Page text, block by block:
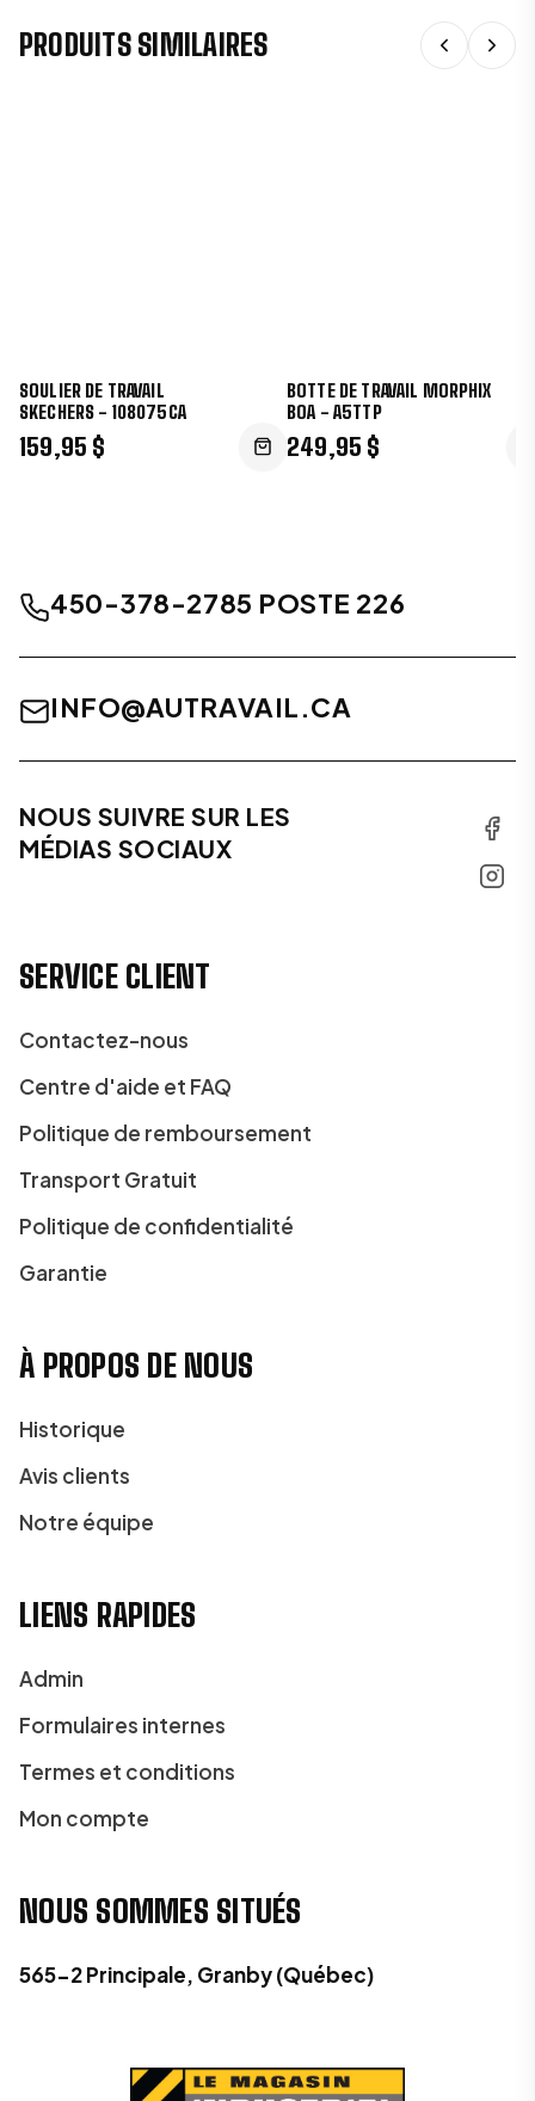
PRODUITS SIMILAIRES
SOULIER DE TRAVAIL
SKECHERS - 108075CA
159,95 $
BOTTE DE TRAVAIL MORPHIX
BOA - A5TTP
249,95 $
450-378-2785 POSTE 226
INFO@AUTRAVAIL.CA
NOUS SUIVRE SUR LES
MÉDIAS SOCIAUX
SERVICE CLIENT
Contactez-nous
Centre d'aide et FAQ
Politique de remboursement
Transport Gratuit
Politique de confidentialité
Garantie
À PROPOS DE NOUS
Historique
Avis clients
Notre équipe
LIENS RAPIDES
Admin
Formulaires internes
Termes et conditions
Mon compte
NOUS SOMMES SITUÉS
565-2 Principale, Granby (Québec)